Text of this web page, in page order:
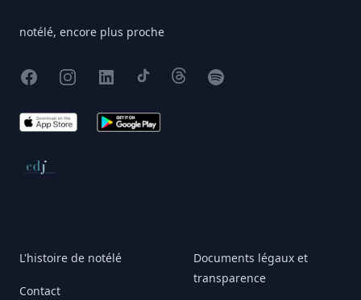
notélé, encore plus proche
FacebookInstagram
X TikTokThreadsSpotify
App Store Google Play
Conseil de déontologie journalistique
L'histoire de notélé
Contact
Documents légaux et
transparence